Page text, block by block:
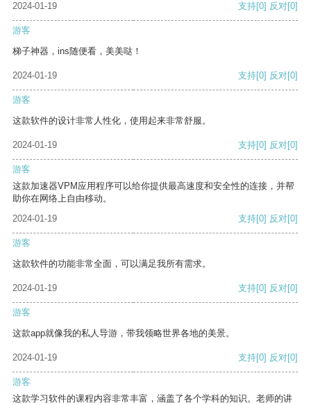
2024-01-19 支持[0] 反对[0]
游客
梯子神器，ins随便看，美美哒！
2024-01-19 支持[0] 反对[0]
游客
这款软件的设计非常人性化，使用起来非常舒服。
2024-01-19 支持[0] 反对[0]
游客
这款加速器VPM应用程序可以给你提供最高速度和安全性的连接，并帮
助你在网络上自由移动。
2024-01-19
支持[0] 反对[0]
游客
这款软件的功能非常全面，可以满足我所有需求。
2024-01-19 支持[0] 反对[0]
游客
这款app就像我的私人导游，带我领略世界各地的美景。
2024-01-19 支持[0] 反对[0]
游客
这款学习软件的课程内容非常丰富，涵盖了各个学科的知识。老师的讲